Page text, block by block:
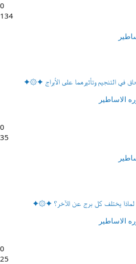
0
134
في التنجيم وتأثيرهما على الأبراج ✦۞✦
الاساطير
0
35
لماذا يختلف كل برج عن الآخر؟ ✦۞✦
الاساطير
0
25